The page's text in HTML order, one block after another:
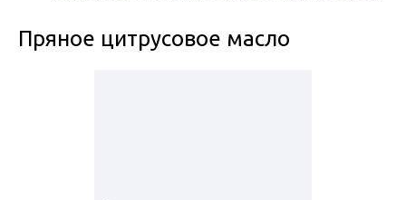
Пряное цитрусовое масло